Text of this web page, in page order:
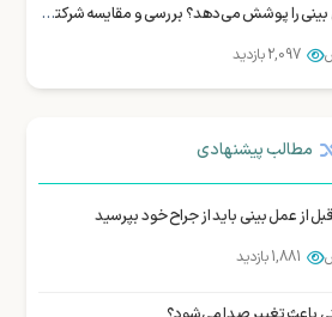
آیا بیمه عمل بینی را پوشش می‌دهد؟ بررسی و مقایسه شرکتهای بیمه در ایران
2,097 بازدید
2,084 بازدید
زیباجویان درباره عمل سانترال لب
1,997 بازدید
مطالب پیشنهادی
1,881 بازدید